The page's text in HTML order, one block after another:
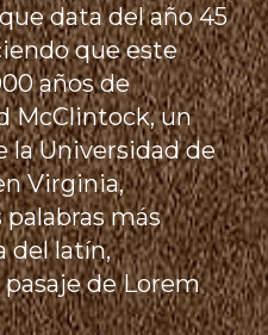
data del año 45
que este
años de
McClintock, un
la Universidad de
Virginia,
más
del latín,
de Lorem